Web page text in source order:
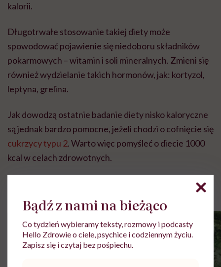
kalorii.
Długotrwałe stosowanie takiej diety może
spowodować pojawienie się niedoboru składników
pokarmowych – witamin i soli mineralnych. Zmieni się
również wydzielanie takich hormonów, jak: kortyzol,
leptyna, grelina.
Jak dowodzą ostatnie badanie diety nisko kaloryczne
są jednak bardzo pomocne, jeżeli chodzi o cofnięcie się
cukrzycy typu 2. Warto więc pomyśleć o diecie 1000
kcal w celach zdrowotnych.
Bądź z nami na bieżąco
Co tydzień wybieramy teksty, rozmowy i podcasty
Hello Zdrowie o ciele, psychice i codziennym życiu.
Zapisz się i czytaj bez pośpiechu.